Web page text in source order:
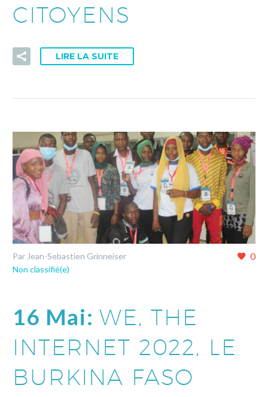
CITOYENS
LIRE LA SUITE
0
Par Jean-Sebastien Grinneiser
Non classifié(e)
16 Mai: WE, THE
INTERNET 2022, LE
BURKINA FASO